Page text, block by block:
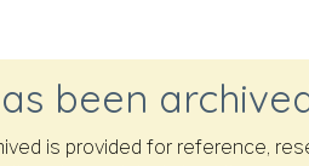
been
is provided for reference,